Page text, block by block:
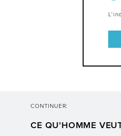
CONTINUER:
CE QU'HOMME